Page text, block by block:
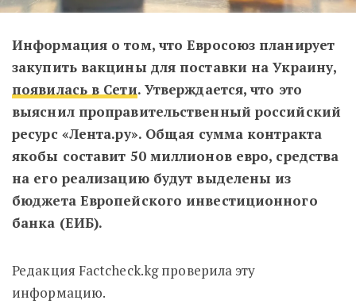
Информация о том, что Евросоюз планирует
закупить вакцины для поставки на Украину,
появилась в Сети. Утверждается, что это
выяснил проправительственный российский
ресурс «Лента.ру». Общая сумма контракта
якобы составит 50 миллионов евро, средства
на его реализацию будут выделены из
бюджета Европейского инвестиционного
банка (ЕИБ).
Редакция Factcheck.kg проверила эту
информацию.